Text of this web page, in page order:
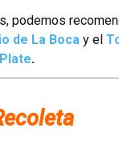
podemos
de La Boca y el
.